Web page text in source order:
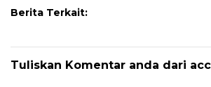
Berita Terkait:
Tuliskan Komentar anda dari